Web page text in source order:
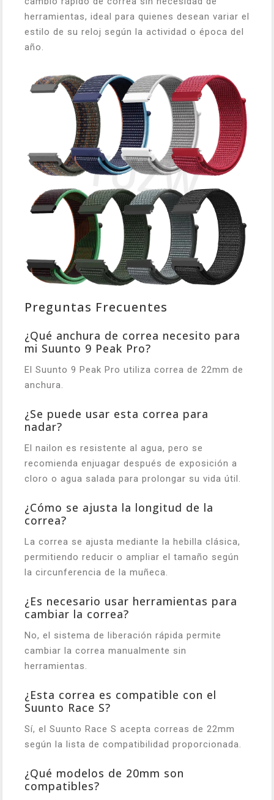
herramientas, ideal para quienes desean variar el
estilo de su reloj según la actividad o época del
año.
Preguntas Frecuentes
¿Qué anchura de correa necesito para
mi Suunto 9 Peak Pro?
El Suunto 9 Peak Pro utiliza correa de 22mm de
anchura.
¿Se puede usar esta correa para
nadar?
El nailon es resistente al agua, pero se
recomienda enjuagar después de exposición a
cloro o agua salada para prolongar su vida útil.
¿Cómo se ajusta la longitud de la
correa?
La correa se ajusta mediante la hebilla clásica,
permitiendo reducir o ampliar el tamaño según
la circunferencia de la muñeca.
¿Es necesario usar herramientas para
cambiar la correa?
No, el sistema de liberación rápida permite
cambiar la correa manualmente sin
herramientas.
¿Esta correa es compatible con el
Suunto Race S?
Sí, el Suunto Race S acepta correas de 22mm
según la lista de compatibilidad proporcionada.
¿Qué modelos de 20mm son
compatibles?